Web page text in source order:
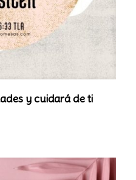
y cuidará de ti